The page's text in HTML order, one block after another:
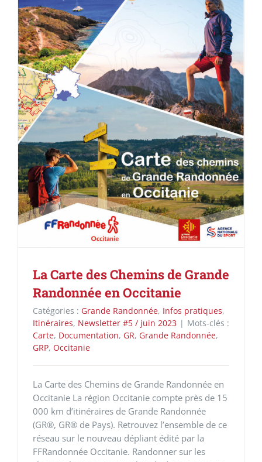
La Carte des Chemins de Grande
Randonnée en Occitanie
Catégories : Grande Randonnée, Infos pratiques,
Itinéraires, Newsletter #5 / juin 2023 | Mots-clés :
Carte, Documentation, GR, Grande Randonnée,
GRP, Occitanie
La Carte des Chemins de Grande Randonnée en
Occitanie La région Occitanie compte près de 15
000 km d’itinéraires de Grande Randonnée
(GR®, GR® de Pays). Retrouvez l’ensemble de ce
réseau sur le nouveau dépliant édité par la
FFRandonnée Occitanie. Randonner sur les